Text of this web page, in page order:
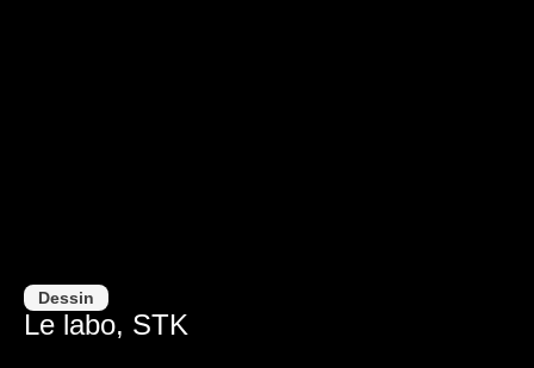
Dessin
Le labo, STK